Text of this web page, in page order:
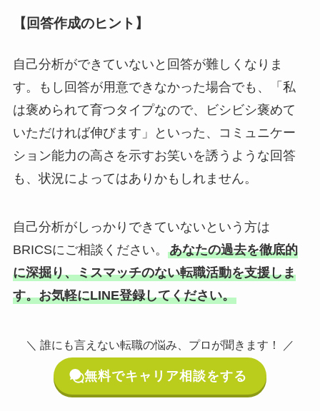
【回答作成のヒント】
自己分析ができていないと回答が難しくなりま
す。もし回答が用意できなかった場合でも、「私
は褒められて育つタイプなので、ビシビシ褒めて
いただければ伸びます」といった、コミュニケー
ション能力の高さを示すお笑いを誘うような回答
も、状況によってはありかもしれません。
自己分析がしっかりできていないという方は
BRICSにご相談ください。 あなたの過去を徹底的
に深掘り、ミスマッチのない転職活動を支援しま
す。お気軽にLINE登録してください。
＼ 誰にも言えない転職の悩み、プロが聞きます！ ／
無料でキャリア相談をする